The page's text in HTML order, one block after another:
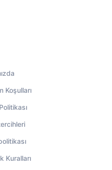
Koşulları
Kuralları